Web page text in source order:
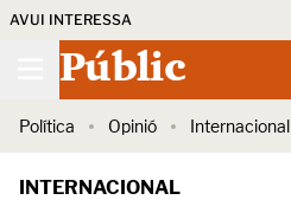
AVUI INTERESSA
Públic
Política Opinió Internacional
INTERNACIONAL